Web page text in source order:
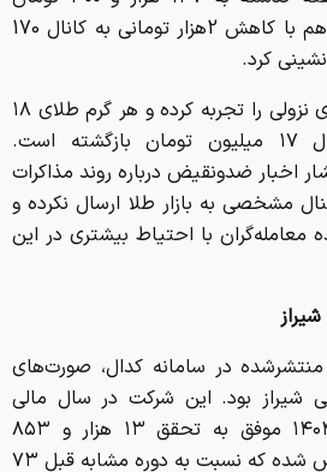
در مقابل، بازار طلا روندی نزولی را تجربه کرده و هر گرم طلای ۱۸
عیار بار دیگر به کانال ۱۷ میلیون تومان بازگشته است.
اخبار ضدونقیض درباره روند مذاکرات
مشخصی به بازار طلا ارسال نکرده و
با احتیاط بیشتری در این
شیراز بود. این شرکت در سال مالی
منتهی به اردیبهشت ۱۴۰۴ موفق به تحقق ۱۳ هزار و ۸۵۳
میلیارد تومان سود خالص شده که نسبت به دوره مشابه قبل ۷۳